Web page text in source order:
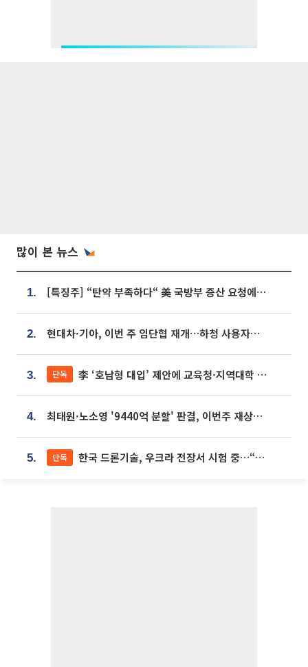
많이 본 뉴스
1. [특징주] “탄약 부족하다“ 美 국방부 증산 요청에⋯국내 방산주 급등세
2. 현대차·기아, 이번 주 임단협 재개…하청 사용자성 재심도 ‘변수’
3. 단독 李 ‘호남형 대입’ 제안에 교육청·지역대학 서·논술형 입시 연계 '착수'
4. 최태원·노소영 '9440억 분할' 판결, 이번주 재상고 여부 주목
5. 단독 한국 드론기술, 우크라 전장서 시험 중…“스타트업 여러 곳 참여”